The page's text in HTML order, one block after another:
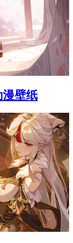
漫壁纸